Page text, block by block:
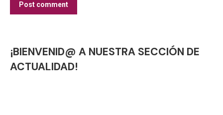
Post comment
¡BIENVENID@ A NUESTRA SECCIÓN DE
ACTUALIDAD!